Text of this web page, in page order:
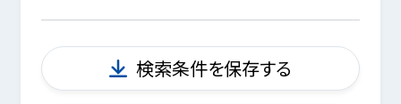
検索条件を保存する